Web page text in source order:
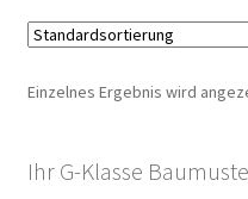
Einzelnes Ergebnis wird
Ihr G-Klasse